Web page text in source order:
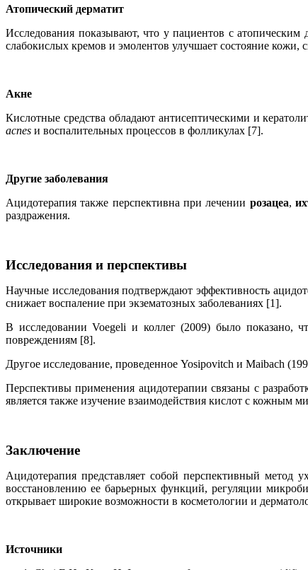
Атопический дерматит
Исследования показывают, что у пациентов с
слабокислых кремов и эмолентов улучшает состояние
Акне
Кислотные средства обладают антисептическими и
acnes и воспалительных процессов в фолликулах [7].
Другие заболевания
Ацидотерапия также перспективна при лечении розацеа,
раздражения.
Исследования и перспективы
Научные исследования подтверждают эффективность
снижает воспаление при экзематозных заболеваниях [1].
В исследовании Voegeli и коллег (2009) было показано,
повреждениям [8].
Другое исследование, проведенное Yosipovitch и Maibach
Перспективы применения ацидотерапии связаны с
является также изучение взаимодействия кислот с кожным
Заключение
Ацидотерапия представляет собой перспективный метод
восстановлению ее барьерных функций, регуляции
открывает широкие возможности в косметологии и
Источники